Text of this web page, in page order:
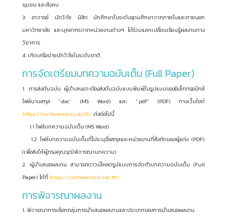
ชุมชน และสังคม
3. อาจารย์ นักวิจัย นิสิต นักศึกษาในระดับอุดมศึกษาจากภายในและภายนอก
มหาวิทยาลัย และบุคลากรจากหน่วยงานต่างๆ ได้ร่วมแลกเปลี่ยนเรียนรู้ผลงานทาง
วิชาการ
4. เกิดเครือข่ายนักวิจัยในระดับชาติ
การจัดเตรียมบทความฉบับเต็ม (Full Paper)
1. การส่งต้นฉบับ ผู้นำเสนอจะต้องส่งต้นฉบับแบบพิมพ์ในรูปแบบของอิเล็กทรอนิกส์
ไฟล์นามสกุล “.doc” (MS Word) และ “.pdf” (PDF) ทางเว็บไซต์
https://conference.lru.ac.th/ ดังต่อไปนี้
1.1 ไฟล์บทความฉบับเต็ม (MS Word)
1.2 ไฟล์บทความฉบับเต็มที่ไม่ระบุชื่อสกุลและหน่วยงานที่สังกัดของผู้แต่ง (PDF)
(เพื่อส่งให้ผู้ทรงคุณวุฒิพิจารณาบทความ)
2. ผู้นำเสนอผลงาน สามารถดาวน์โหลดรูปแบบการจัดทำบทความฉบับเต็ม (Full
Paper) ได้ที่ https://conference.lru.ac.th/
การพิจารณาผลงาน
1. พิจารณาการเลือกกลุ่มการนำเสนอผลงานและประเภทของการนำเสนอผลงาน